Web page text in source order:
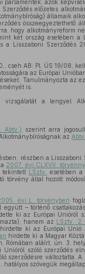
parlamentek, azok
előzetes
államaik
összeegyeztethető
hogy alkotmányreform
két ország esetében a
Lisszaboni Szerződés
cseh AB: Pl. ÚS 19/08,
az Európai
Tanulmányozta az
is.
vizsgálatát a lengyel
Abtv.) szerint arra
az
részben a Lisszaboni
2007. évi CLXVII.
tekintett LSztv.
esetében a
által hozott
évi L. törvényben
– történő
ki az Európai Unióról
hanem az LSztv.
hirdette ki az Európai Unió
hirdette ki a Magyar
Rómában aláírt, ún. 3.
szóló szerződés
szerződésre változtatta. A
hatályos szövegük